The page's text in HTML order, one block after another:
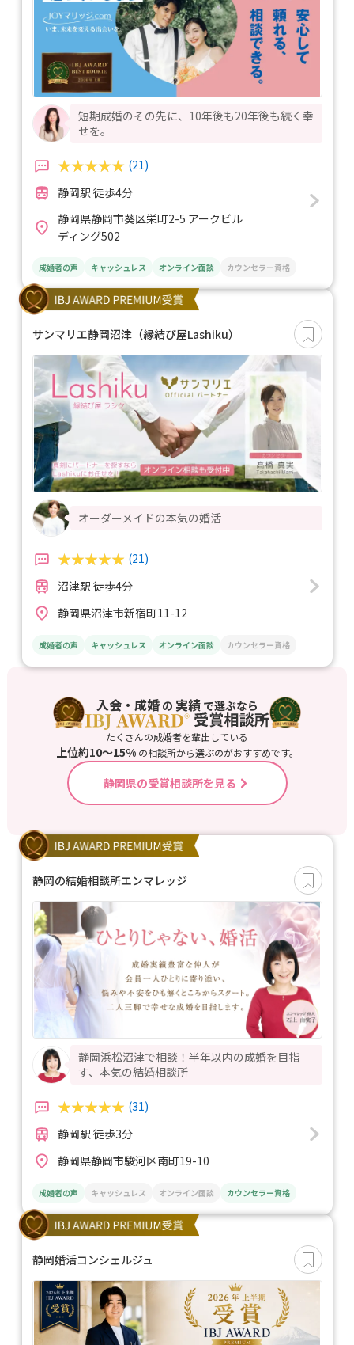
短期成婚のその先に、10年後も20年後も続く幸
せを。
(21)
静岡駅 徒歩4分
静岡県静岡市葵区栄町2-5 アークビル
ディング502
成婚者の声 キャッシュレス オンライン面談 カウンセラー資格
サンマリエ静岡沼津（縁結び屋Lashiku）
オーダーメイドの本気の婚活
(21)
沼津駅 徒歩4分
静岡県沼津市新宿町11-12
成婚者の声 キャッシュレス オンライン面談 カウンセラー資格
入会・成婚の 実績で選ぶなら
たくさんの成婚者を輩出している
上位約10〜15%の相談所から選ぶのがおすすめです。
静岡県の受賞相談所を見る
静岡の結婚相談所エンマレッジ
静岡浜松沼津で相談！半年以内の成婚を目指
す、本気の結婚相談所
(31)
静岡駅 徒歩3分
静岡県静岡市駿河区南町19-10
成婚者の声 キャッシュレス オンライン面談 カウンセラー資格
静岡婚活コンシェルジュ